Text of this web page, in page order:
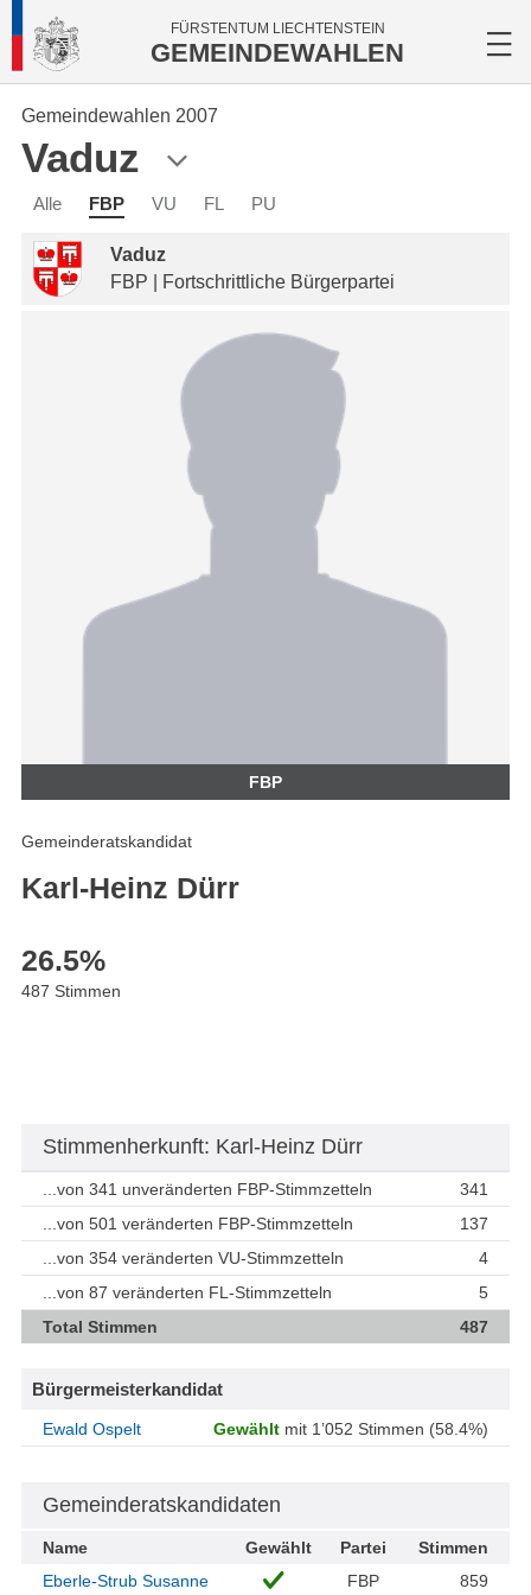
FÜRSTENTUM LIECHTENSTEIN
GEMEINDEWAHLEN
Gemeindewahlen 2007
Vaduz
Alle FBP VU FL PU
Vaduz
FBP | Fortschrittliche Bürgerpartei
FBP
Gemeinderatskandidat
Karl-Heinz Dürr
26.5%
487 Stimmen
Stimmenherkunft: Karl-Heinz Dürr
...von 341 unveränderten FBP-Stimmzetteln
341
...von 501 veränderten FBP-Stimmzetteln
137
...von 354 veränderten VU-Stimmzetteln
4
...von 87 veränderten FL-Stimmzetteln
5
Total Stimmen
487
Bürgermeisterkandidat
Ewald Ospelt Gewählt mit 1’052 Stimmen (58.4%)
Gemeinderatskandidaten
Name Gewählt Partei
Stimmen
Eberle-Strub Susanne
FBP 859